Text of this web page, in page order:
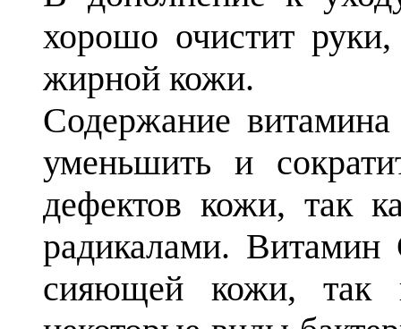
хорошо очистит
жирной кожи.
Содержание
уменьшить и
дефектов кожи, так
радикалами.
сияющей кожи, так